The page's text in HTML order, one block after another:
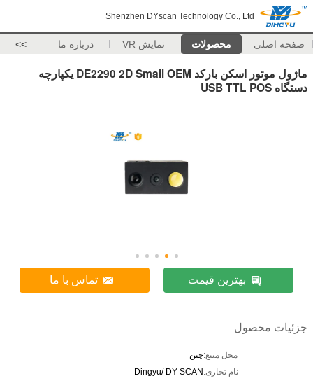
Shenzhen DYscan Technology Co., Ltd
صفحه اصلی محصولات نمایش VR درباره ما >>
ماژول موتور اسکن بارکد DE2290 2D Small OEM یکپارچه
دستگاه USB TTL POS
بهترین قیمت تماس با ما
جزئیات محصول
محل منبع:چین
نام تجاری:Dingyu/ DY SCAN